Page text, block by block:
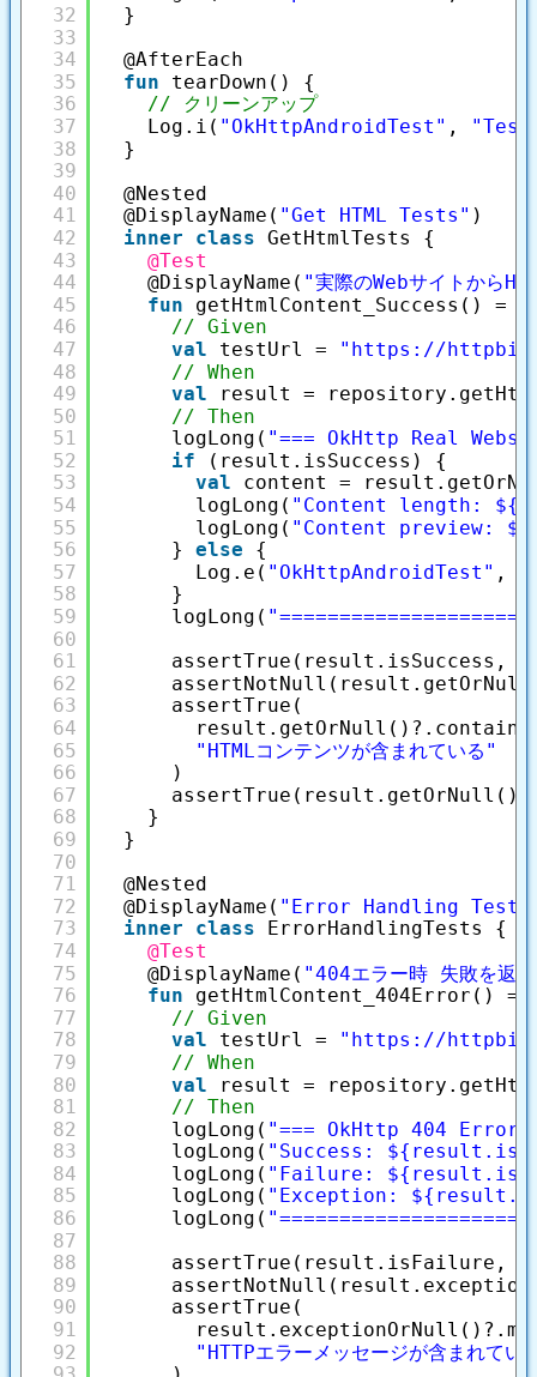
32
33
34
35
36
37
38
39
40
41
42
43
44
45
46
47
48
49
50
51
52
53
54
55
56
57
58
59
60
61
62
63
64
65
66
67
68
69
70
71
72
73
74
75
76
77
78
79
80
81
82
83
84
85
86
87
88
89
90
91
92
}
@AfterEach
fun
tearDown() {
// クリーンアップ
Log.i( "OkHttpAndroidTest" ,
"Test
}
@Nested
@DisplayName( "Get HTML Tests" )
inner
class GetHtmlTests {
@Test
@DisplayName( "実際のWebサイトから
fun
getHtmlContent_Success() =
// Given
val
testUrl = " https://
// When
val
result =
// Then
logLong( "=== OkHttp Real
if
(result.isSuccess) {
val
content =
logLong( "Content length:
logLong( "Content preview:
} else
{
Log.e( "OkHttpAndroidTest" ,
}
logLong(
assertTrue(result.isSuccess,
assertTrue(
"HTMLコンテンツが含まれている"
)
}
}
@Nested
@DisplayName( "Error Handling
inner
class
ErrorHandlingTests {
@Test
@DisplayName( "404エラー時 失敗を返
fun
getHtmlContent_404Error() =
// Given
val
testUrl = " https://
// When
val
result =
// Then
logLong( "=== OkHttp 404 Error
logLong( "Success:
logLong( "Failure:
logLong( "Exception:
logLong(
assertTrue(result.isFailure,
assertTrue(
"HTTPエラーメッセージが含まれてい